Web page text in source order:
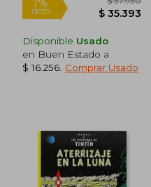
Rápido
Disponible Usado
en Buen Estado a
$ 16.256 Comprar Usado